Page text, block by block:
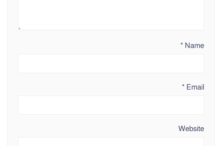
Name
*
Email
*
Website